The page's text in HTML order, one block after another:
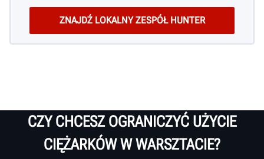
CZY CHCESZ OGRANICZYĆ UŻYCIE
CIĘŻARKÓW W WARSZTACIE?